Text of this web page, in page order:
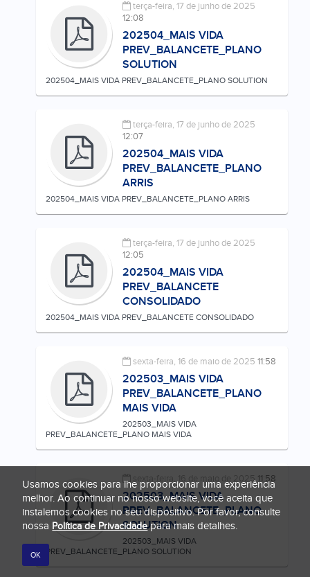
terça-feira, 17 de junho de 2025
12:08
202504_MAIS VIDA
PREV_BALANCETE_PLANO
SOLUTION
202504_MAIS VIDA PREV_BALANCETE_PLANO SOLUTION
terça-feira, 17 de junho de 2025
12:07
202504_MAIS VIDA
PREV_BALANCETE_PLANO
ARRIS
202504_MAIS VIDA PREV_BALANCETE_PLANO ARRIS
terça-feira, 17 de junho de 2025
12:05
202504_MAIS VIDA
PREV_BALANCETE
CONSOLIDADO
202504_MAIS VIDA PREV_BALANCETE CONSOLIDADO
sexta-feira, 16 de maio de 202511:58
202503_MAIS VIDA
PREV_BALANCETE_PLANO
MAIS VIDA
202503_MAIS VIDA
PREV_BALANCETE_PLANO MAIS VIDA
sexta-feira, 16 de maio de 202511:58
202503_MAIS VIDA
PREV_BALANCETE_PLANO
SOLUTION
202503_MAIS VIDA
PREV_BALANCETE_PLANO SOLUTION
Usamos cookies para lhe proporcionar uma experiência
melhor. Ao continuar no nosso website, você aceita que
instalemos cookies no seu dispositivo. Por favor, consulte
nossa Política de Privacidadepara mais detalhes.
OK